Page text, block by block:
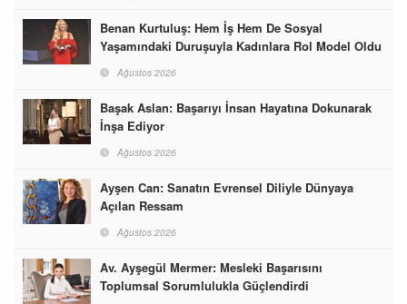
Benan Kurtuluş: Hem İş Hem De Sosyal
Yaşamındaki Duruşuyla Kadınlara Rol Model Oldu
Ağustos 2026
Başak Aslan: Başarıyı İnsan Hayatına Dokunarak
İnşa Ediyor
Ağustos 2026
Ayşen Can: Sanatın Evrensel Diliyle Dünyaya
Açılan Ressam
Ağustos 2026
Av. Ayşegül Mermer: Mesleki Başarısını
Toplumsal Sorumlulukla Güçlendirdi